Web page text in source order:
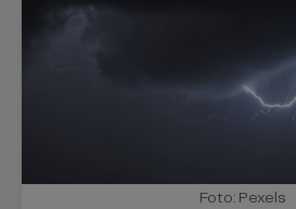
Foto: Pexels